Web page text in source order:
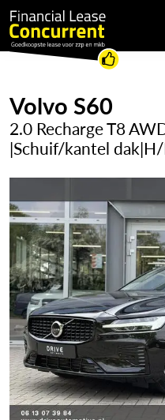
Volvo S60
2.0 Recharge T8
|Schuif/kantel